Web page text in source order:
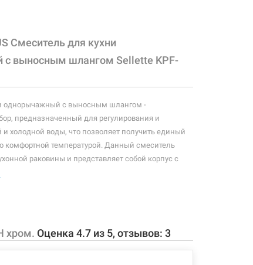
Смеситель для кухни
выносным шлангом Sellette KPF-
однорычажный с выносным шлангом -
предназначенный для регулирования и
холодной воды, что позволяет получить единый
комфортной температурой. Данный смеситель
раковины и представляет собой корпус с
температуру воды, использовавшуюся
Лейка с переключателем струя/душ. Высота
хром. Оценка 4.7 из 5, отзывов: 3